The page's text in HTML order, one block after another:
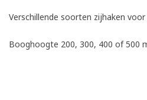
Verschillende soorten zijhaken
Booghoogte 200, 300, 400 of 500